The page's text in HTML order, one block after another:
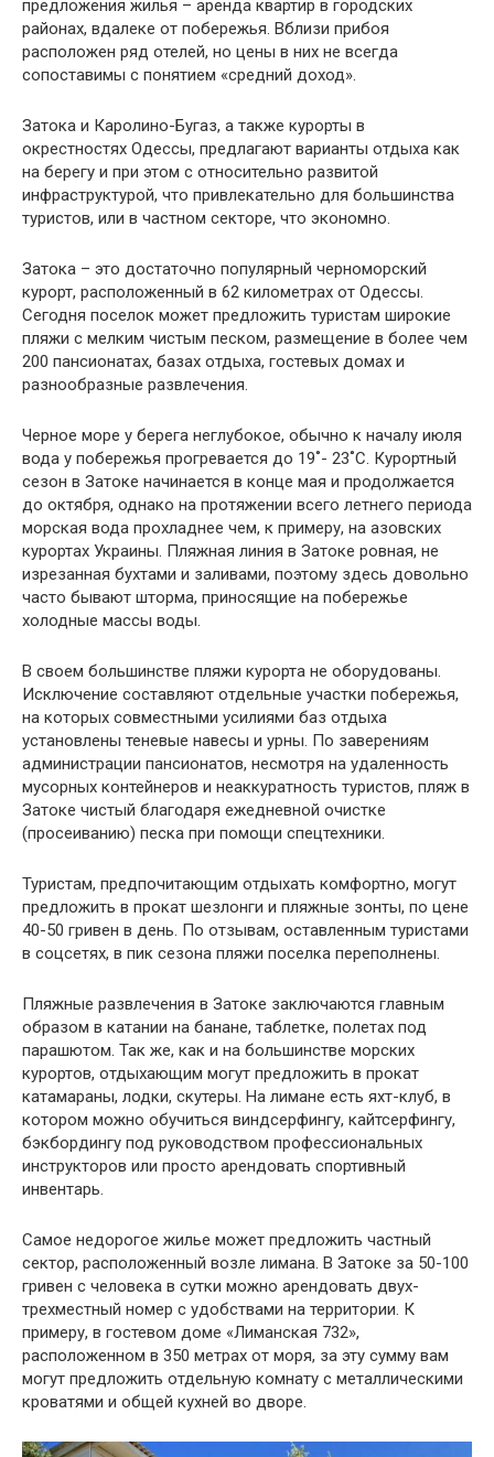
предложения жилья – аренда квартир в городских
районах, вдалеке от побережья. Вблизи прибоя
расположен ряд отелей, но цены в них не всегда
сопоставимы с понятием «средний доход».
Затока и Каролино-Бугаз, а также курорты в
окрестностях Одессы, предлагают варианты отдыха как
на берегу и при этом с относительно развитой
инфраструктурой, что привлекательно для большинства
туристов, или в частном секторе, что экономно.
Затока – это достаточно популярный черноморский
курорт, расположенный в 62 километрах от Одессы.
Сегодня поселок может предложить туристам широкие
пляжи с мелким чистым песком, размещение в более чем
200 пансионатах, базах отдыха, гостевых домах и
разнообразные развлечения.
Черное море у берега неглубокое, обычно к началу июля
вода у побережья прогревается до 19˚- 23˚С. Курортный
сезон в Затоке начинается в конце мая и продолжается
до октября, однако на протяжении всего летнего периода
морская вода прохладнее чем, к примеру, на азовских
курортах Украины. Пляжная линия в Затоке ровная, не
изрезанная бухтами и заливами, поэтому здесь довольно
часто бывают шторма, приносящие на побережье
холодные массы воды.
В своем большинстве пляжи курорта не оборудованы.
Исключение составляют отдельные участки побережья,
на которых совместными усилиями баз отдыха
установлены теневые навесы и урны. По заверениям
администрации пансионатов, несмотря на удаленность
мусорных контейнеров и неаккуратность туристов, пляж в
Затоке чистый благодаря ежедневной очистке
(просеиванию) песка при помощи спецтехники.
Туристам, предпочитающим отдыхать комфортно, могут
предложить в прокат шезлонги и пляжные зонты, по цене
40-50 гривен в день. По отзывам, оставленным туристами
в соцсетях, в пик сезона пляжи поселка переполнены.
Пляжные развлечения в Затоке заключаются главным
образом в катании на банане, таблетке, полетах под
парашютом. Так же, как и на большинстве морских
курортов, отдыхающим могут предложить в прокат
катамараны, лодки, скутеры. На лимане есть яхт-клуб, в
котором можно обучиться виндсерфингу, кайтсерфингу,
бэкбордингу под руководством профессиональных
инструкторов или просто арендовать спортивный
инвентарь.
Самое недорогое жилье может предложить частный
сектор, расположенный возле лимана. В Затоке за 50-100
гривен с человека в сутки можно арендовать двух-
трехместный номер с удобствами на территории. К
примеру, в гостевом доме «Лиманская 732»,
расположенном в 350 метрах от моря, за эту сумму вам
могут предложить отдельную комнату с металлическими
кроватями и общей кухней во дворе.